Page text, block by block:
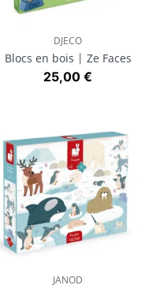
DJECO
Blocs en bois | Ze Faces
Prix
25,00 €
JANOD